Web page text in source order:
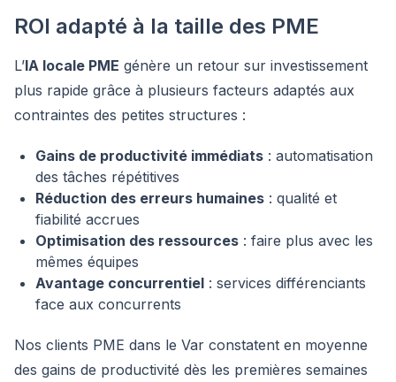
ROI adapté à la taille des PME
L’IA locale PME génère un retour sur investissement
plus rapide grâce à plusieurs facteurs adaptés aux
contraintes des petites structures :
Gains de productivité immédiats : automatisation
des tâches répétitives
Réduction des erreurs humaines : qualité et
fiabilité accrues
Optimisation des ressources : faire plus avec les
mêmes équipes
Avantage concurrentiel : services différenciants
face aux concurrents
Nos clients PME dans le Var constatent en moyenne
des gains de productivité dès les premières semaines